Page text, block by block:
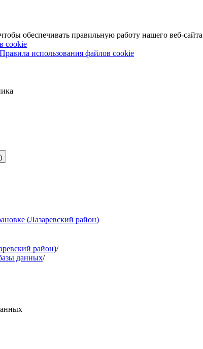
обеспечивать правильную работу нашего веб-сайта
cookie
Правила использования файлов cookie
(Лазаревский район)
район)/
данных/